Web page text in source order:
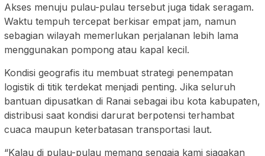
Akses menuju pulau-pulau tersebut juga tidak seragam.
Waktu tempuh tercepat berkisar empat jam, namun
sebagian wilayah memerlukan perjalanan lebih lama
menggunakan pompong atau kapal kecil.
Kondisi geografis itu membuat strategi penempatan
logistik di titik terdekat menjadi penting. Jika seluruh
bantuan dipusatkan di Ranai sebagai ibu kota kabupaten,
distribusi saat kondisi darurat berpotensi terhambat
cuaca maupun keterbatasan transportasi laut.
“Kalau di pulau-pulau memang sengaja kami siagakan